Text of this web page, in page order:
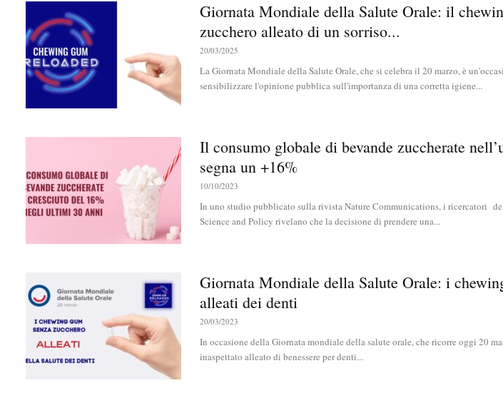
Giornata Mondiale della Salute Orale: il
zucchero alleato di un sorriso...
20/03/2025
La Giornata Mondiale della Salute Orale, che si celebra il 20 marzo, è
sensibilizzare l'opinione pubblica sull'importanza di una corretta igiene...
Il consumo globale di bevande zuccherate
segna un +16%
10/10/2023
In uno studio pubblicato sulla rivista Nature Communications, i ricercatori
Science and Policy rivelano che la decisione di prendere una...
Giornata Mondiale della Salute Orale: i
alleati dei denti
20/03/2023
In occasione della Giornata mondiale della salute orale, che ricorre oggi 20
inaspettato alleato di benessere per denti...